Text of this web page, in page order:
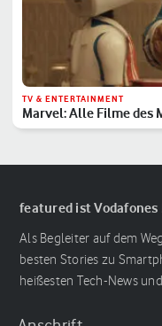
TV & ENTERTAINMENT
Marvel: Alle Filme des
Reihenfolge
featured ist
Als Begleiter auf dem
besten Stories zu
heißesten Tech-News